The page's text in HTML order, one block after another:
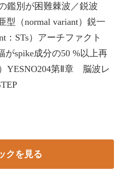
別が困難棘波／鋭波
型（normal variant）鋭一
：STs）アーチファクト
がspike成分の50 %以上再
YESNO204第Ⅱ章 脳波レ
クを見る